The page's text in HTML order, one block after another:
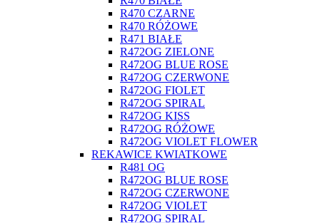
R470 CZARNE
R470 RÓŻOWE
R471 BIAŁE
R472OG ZIELONE
R472OG BLUE ROSE
R472OG CZERWONE
R472OG FIOLET
R472OG SPIRAL
R472OG KISS
R472OG RÓŻOWE
R472OG VIOLET FLOWER
REKAWICE KWIATKOWE
R481 OG
R472OG BLUE ROSE
R472OG CZERWONE
R472OG VIOLET
R472OG SPIRAL